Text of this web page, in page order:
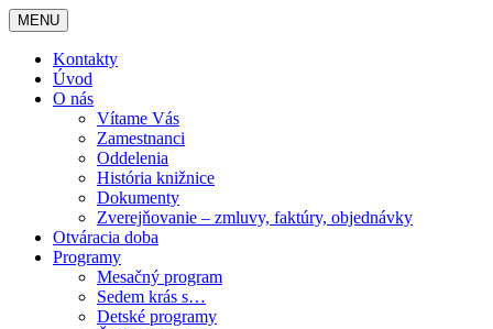
MENU
Kontakty
Úvod
O nás
Vítame Vás
Zamestnanci
Oddelenia
História knižnice
Dokumenty
Zverejňovanie – zmluvy, faktúry, objednávky
Otváracia doba
Programy
Mesačný program
Sedem krás s…
Detské programy